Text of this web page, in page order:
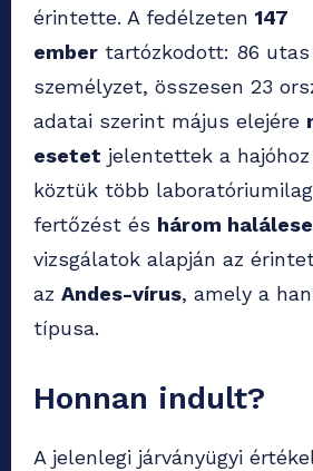
érintette. A fedélzeten 147
ember tartózkodott: 86 utas
személyzet, összesen 23
adatai szerint május elejére
esetet jelentettek a
köztük több
fertőzést és három
vizsgálatok alapján az
az Andes-vírus, amely a
típusa.
Honnan indult?
A jelenlegi járványügyi